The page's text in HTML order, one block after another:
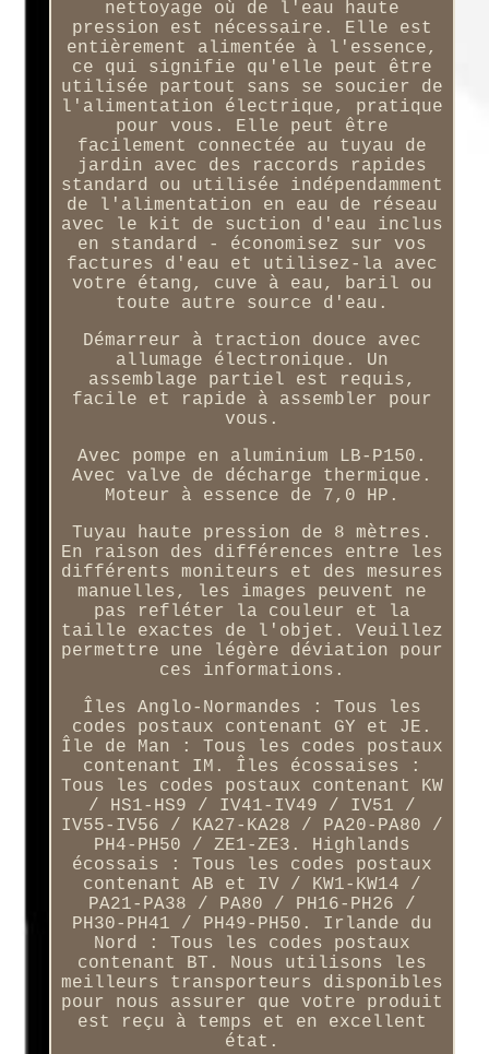
nettoyage où de l'eau haute
pression est nécessaire. Elle est
entièrement alimentée à l'essence,
ce qui signifie qu'elle peut être
utilisée partout sans se soucier de
l'alimentation électrique, pratique
pour vous. Elle peut être
facilement connectée au tuyau de
jardin avec des raccords rapides
standard ou utilisée indépendamment
de l'alimentation en eau de réseau
avec le kit de suction d'eau inclus
en standard - économisez sur vos
factures d'eau et utilisez-la avec
votre étang, cuve à eau, baril ou
toute autre source d'eau.
Démarreur à traction douce avec
allumage électronique. Un
assemblage partiel est requis,
facile et rapide à assembler pour
vous.
Avec pompe en aluminium LB-P150.
Avec valve de décharge thermique.
Moteur à essence de 7,0 HP.
Tuyau haute pression de 8 mètres.
En raison des différences entre les
différents moniteurs et des mesures
manuelles, les images peuvent ne
pas refléter la couleur et la
taille exactes de l'objet. Veuillez
permettre une légère déviation pour
ces informations.
Îles Anglo-Normandes : Tous les
codes postaux contenant GY et JE.
Île de Man : Tous les codes postaux
contenant IM. Îles écossaises :
Tous les codes postaux contenant KW
/ HS1-HS9 / IV41-IV49 / IV51 /
IV55-IV56 / KA27-KA28 / PA20-PA80 /
PH4-PH50 / ZE1-ZE3. Highlands
écossais : Tous les codes postaux
contenant AB et IV / KW1-KW14 /
PA21-PA38 / PA80 / PH16-PH26 /
PH30-PH41 / PH49-PH50. Irlande du
Nord : Tous les codes postaux
contenant BT. Nous utilisons les
meilleurs transporteurs disponibles
pour nous assurer que votre produit
est reçu à temps et en excellent
état.